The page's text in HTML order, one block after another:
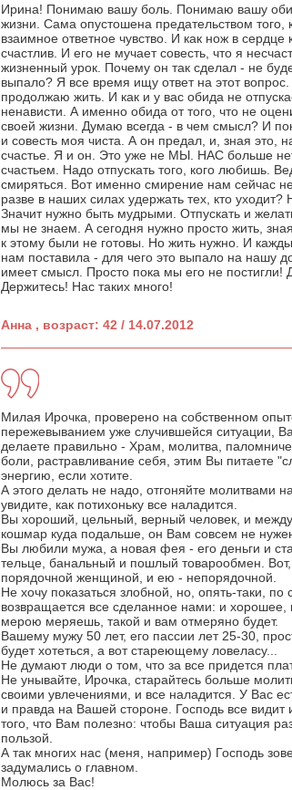
Ирина! Понимаю вашу боль. Понимаю вашу
жизни. Сама опустошена предательством
взаимное ответное чувство. И как нож в
счастлив. И его не мучает совесть, что я
жизненный урок. Почему он так сделал - не
выпало? Я все время ищу ответ на этот
продолжаю жить. И как и у вас обида не
ненависти. А именно обида от того, что не
своей жизни. Думаю всегда - в чем смысл? И
и совесть моя чиста. А он предал, и, зная это,
счастье. Я и он. Это уже не МЫ. НАС больше
счастьем. Надо отпускать того, кого любишь.
смиряться. Вот именно смирение нам сейчас
разве в наших силах удержать тех, кто
Значит нужно быть мудрыми. Отпускать и
мы не знаем. А сегодня нужно просто жить,
к этому были не готовы. Но жить нужно. И
нам поставила - для чего это выпало на нашу
имеет смысл. Просто пока мы его не постигли!
Держитесь! Нас таких много!
Анна , возраст: 42 / 14.07.2012
Милая Ирочка, проверено на собственном
пережевыванием уже случившейся ситуации,
делаете правильно - Храм, молитва,
боли, растравливание себя, этим Вы питаете
энергию, если хотите.
А этого делать не надо, отгоняйте
увидите, как потихоньку все наладится.
Вы хороший, цельный, верный человек, и
кошмар куда подальше, он Вам совсем не
Вы любили мужа, а новая фея - его деньги и
тельце, банальный и пошлый товарообмен.
порядочной женщиной, и ею - непорядочной.
Не хочу показаться злобной, но, опять-таки,
возвращается все сделанное нами: и хорошее,
мерою меряешь, такой и вам отмеряно будет.
Вашему мужу 50 лет, его пассии лет 25-30,
будет хотеться, а вот стареющему ловеласу...
Не думают люди о том, что за все придется
Не унывайте, Ирочка, старайтесь больше
своими увлечениями, и все наладится. У Вас
и правда на Вашей стороне. Господь все
того, что Вам полезно: чтобы Ваша ситуация
пользой.
А так многих нас (меня, например) Господь
задумались о главном.
Молюсь за Вас!